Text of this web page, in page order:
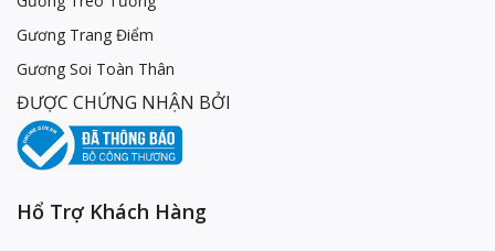
Gương Trang Điểm
Gương Soi Toàn Thân
ĐƯỢC CHỨNG NHẬN BỞI
Hổ Trợ Khách Hàng